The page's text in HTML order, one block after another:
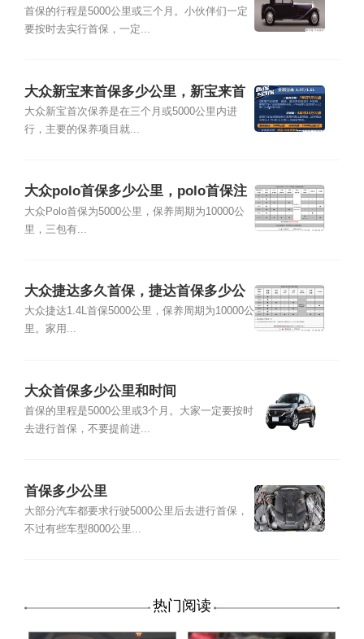
首保的行程是5000公里或三个月。小伙伴们一定
要按时去实行首保，一定...
大众新宝来首保多少公里，新宝来首
保内容
大众新宝首次保养是在三个月或5000公里内进
行，主要的保养项目就...
大众polo首保多少公里，polo首保注
意事项
大众Polo首保为5000公里，保养周期为10000公
里，三包有...
大众捷达多久首保，捷达首保多少公
里
大众捷达1.4L首保5000公里，保养周期为10000公
里。家用...
大众首保多少公里和时间
首保的里程是5000公里或3个月。大家一定要按时
去进行首保，不要提前进...
首保多少公里
大部分汽车都要求行驶5000公里后去进行首保，
不过有些车型8000公里...
热门阅读